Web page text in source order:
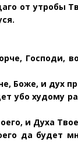
от утробы
Господи,
Боже, и дух
убо худому
и Духа
да будет